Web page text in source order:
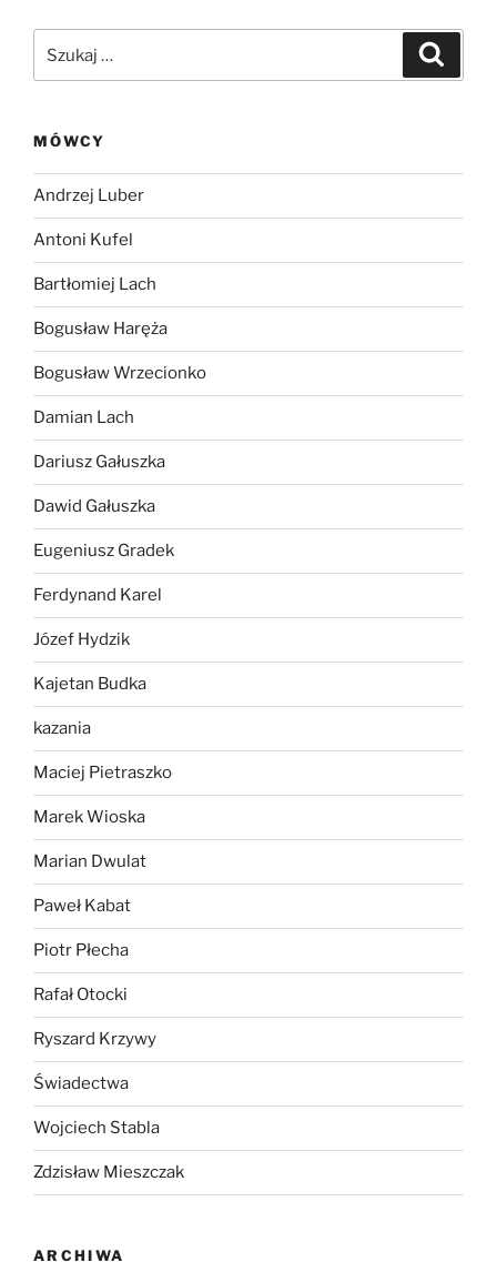
MÓWCY
Andrzej Luber
Antoni Kufel
Bartłomiej Lach
Bogusław Haręża
Bogusław Wrzecionko
Damian Lach
Dariusz Gałuszka
Dawid Gałuszka
Eugeniusz Gradek
Ferdynand Karel
Józef Hydzik
Kajetan Budka
kazania
Maciej Pietraszko
Marek Wioska
Marian Dwulat
Paweł Kabat
Piotr Płecha
Rafał Otocki
Ryszard Krzywy
Świadectwa
Wojciech Stabla
Zdzisław Mieszczak
ARCHIWA